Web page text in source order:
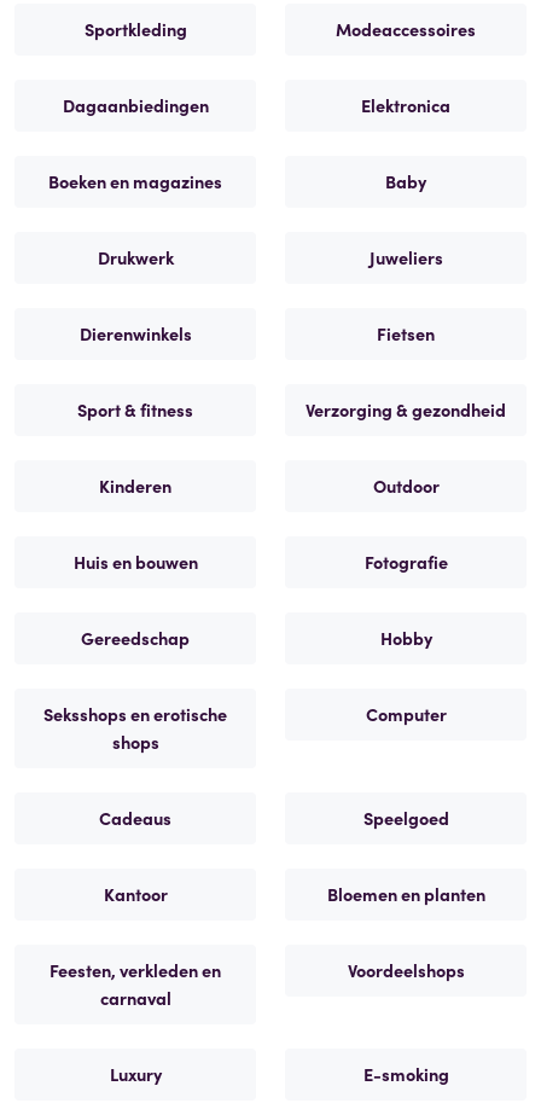
Sportkleding Modeaccessoires
Dagaanbiedingen Elektronica
Boeken en magazines Baby
Drukwerk Juweliers
Dierenwinkels Fietsen
Sport & fitness Verzorging & gezondheid
Kinderen Outdoor
Huis en bouwen Fotografie
Gereedschap Hobby
Seksshops en erotische
shops
Computer
Cadeaus Speelgoed
Kantoor Bloemen en planten
Feesten, verkleden en
carnaval
Voordeelshops
Luxury E-smoking